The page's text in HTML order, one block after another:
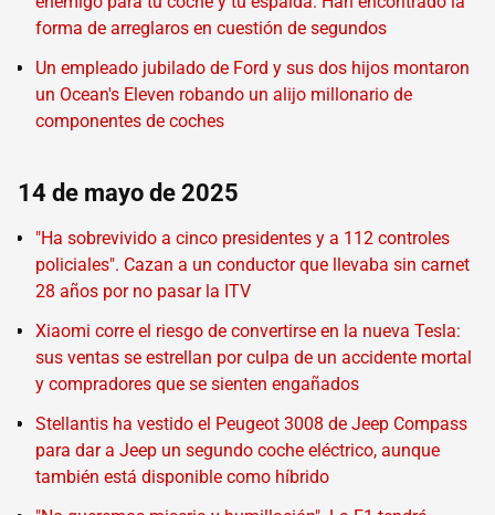
forma de arreglaros en cuestión de segundos
Un empleado jubilado de Ford y sus dos hijos montaron
un Ocean's Eleven robando un alijo millonario de
componentes de coches
14 de mayo de 2025
"Ha sobrevivido a cinco presidentes y a 112 controles
policiales". Cazan a un conductor que llevaba sin carnet
28 años por no pasar la ITV
Xiaomi corre el riesgo de convertirse en la nueva Tesla:
sus ventas se estrellan por culpa de un accidente mortal
y compradores que se sienten engañados
Stellantis ha vestido el Peugeot 3008 de Jeep Compass
para dar a Jeep un segundo coche eléctrico, aunque
también está disponible como híbrido